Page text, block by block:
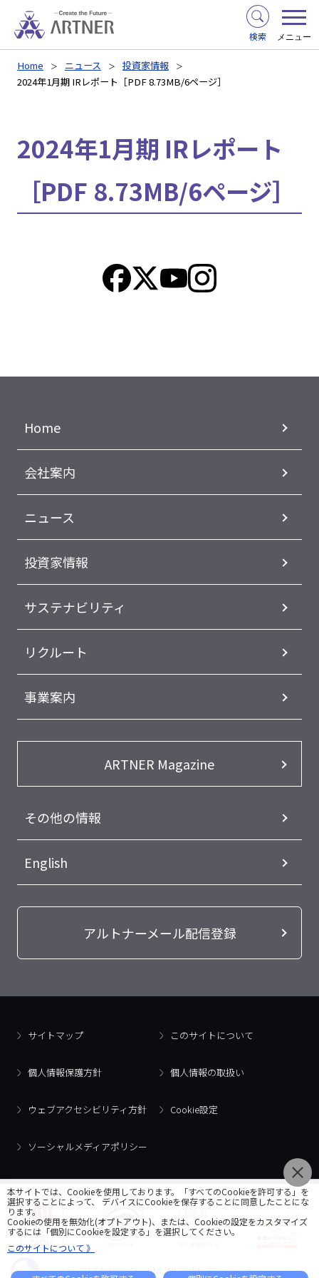
検索 メニュー
Home ニュース
投資家情報
2024年1月期 IRレポート［PDF 8.73MB/6ページ］
2024年1月期 IRレポート
［PDF 8.73MB/6ページ］
Home
会社案内
ニュース
投資家情報
サステナビリティ
リクルート
事業案内
ARTNER Magazine
その他の情報
English
アルトナーメール配信登録
サイトマップ このサイトについて
個人情報保護方針 個人情報の取扱い
ウェブアクセシビリティ方針 Cookie設定
ソーシャルメディアポリシー
© 2018 Artner Co., Ltd. All Rights Reserved.
本サイトでは、Cookieを使用しております。「すべてのCookieを許可する」を
選択することによって、 デバイスにCookieを保存することに同意したことにな
ります。
Cookieの使用を無効化(オプトアウト)、または、Cookieの設定をカスタマイズ
するには「個別にCookieを設定する」を選択してください。
このサイトについて 》